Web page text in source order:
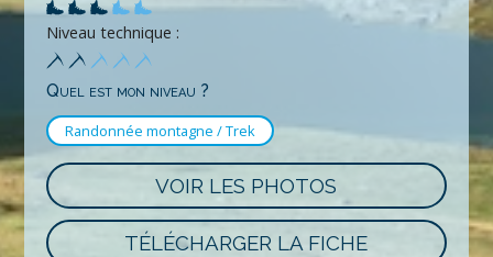
Niveau technique :
Quel est mon niveau ?
Randonnée montagne / Trek
VOIR LES PHOTOS
TÉLÉCHARGER LA FICHE